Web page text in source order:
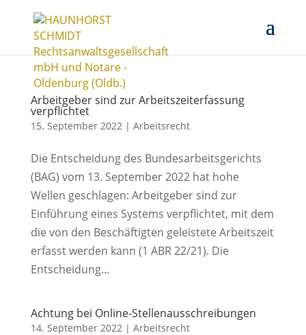
Arbeitgeber sind zur Arbeitszeiterfassung
verpflichtet
15. September 2022| Arbeitsrecht
Die Entscheidung des Bundesarbeitsgerichts
(BAG) vom 13. September 2022 hat hohe
Wellen geschlagen: Arbeitgeber sind zur
Einführung eines Systems verpflichtet, mit dem
die von den Beschäftigten geleistete Arbeitszeit
erfasst werden kann (1 ABR 22/21). Die
Entscheidung...
Achtung bei Online-Stellenausschreibungen
14. September 2022| Arbeitsrecht